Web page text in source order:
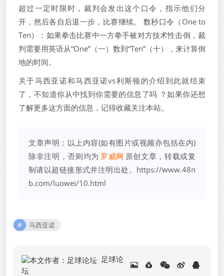
超过一定时限时，裁判会发出这个口令，指示他们分
开，然后各自后退一步，比赛继续。 数秒口令（One to
Ten）：如果拳击比赛中一方拳手被对方技术性击倒，裁
判需要用英语从“One”（一）数到“Ten”（十），来计算倒
地的时间。
关于马西亚诺和马西亚诺vs利斯顿的介绍到此就结束
了，不知道你从中找到你需要的信息了吗 ？如果你还想
了解更多这方面的信息，记得收藏关注本站。
文章声明：以上内容(如有图片或视频亦包括在内)
除非注明，否则均为 罗威网 原创文章，转载或复
制请以超链接形式并注明出处。 https://www.48n
b.com/luowei/10.html
马西亚诺
足球论
坛